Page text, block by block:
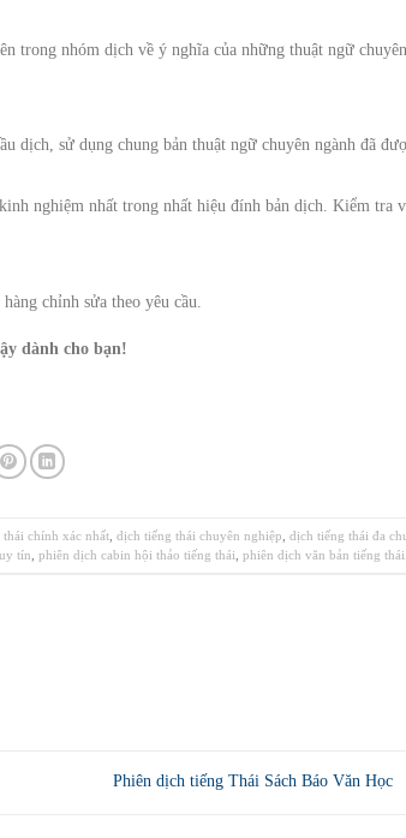
trong nhóm dịch về ý nghĩa của những thuật ngữ
dịch, sử dụng chung bản thuật ngữ chuyên ngành đã
nghiệm nhất trong nhất hiệu đính bản dịch. Kiểm tra
chỉnh sửa theo yêu cầu.
dành cho bạn!
chính xác nhất ,dịch tiếng thái chuyên nghiệp ,dịch tiếng thái đa
tín ,phiên dịch cabin hội thảo tiếng thái ,phiên dịch văn bản tiếng thái
Phiên dịch tiếng Thái Sách Báo Văn Học